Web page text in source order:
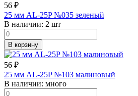
56 ₽
25 мм AL-25P №035 зеленый
В наличии: 2 шт
В корзину
56 ₽
25 мм AL-25P №103 малиновый
В наличии: много